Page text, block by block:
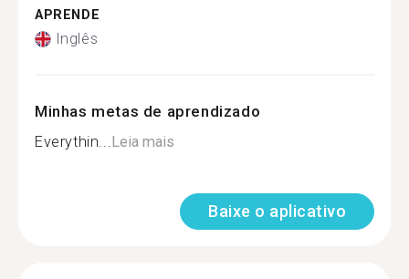
APRENDE
Inglês
Minhas metas de aprendizado
Everythin...Leia mais
Baixe o aplicativo